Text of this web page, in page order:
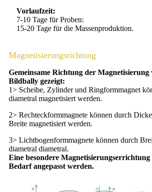
Vorlaufzeit:
7-10 Tage für Proben:
15-20 Tage für die Massenproduktion.
Magnetisierungsrichtung
Gemeinsame Richtung der Magnetisierung
Bildbally gezeigt:
1> Scheibe, Zylinder und Ringformmagnet
diametral magnetisiert werden.
2> Rechteckformmagnete können durch
Breite magnetisiert werden.
3> Lichtbogenformmagnete können durch
diametral diametral.
Eine besondere
Bedarf angepasst werden.